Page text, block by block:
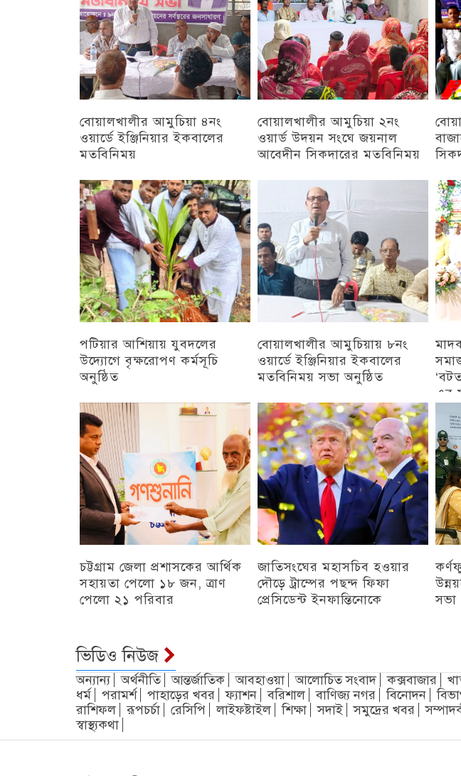
বোয়ালখালীর আমুচিয়া ৪নং
ওয়ার্ডে ইঞ্জিনিয়ার ইকবালের
মতবিনিময়
বোয়ালখালীর আমুচিয়া ২নং
ওয়ার্ড উদয়ন সংঘে জয়নাল
আবেদীন সিকদারের মতবিনিময়
পটিয়ার আশিয়ায় যুবদলের
উদ্যোগে বৃক্ষরোপণ কর্মসূচি
অনুষ্ঠিত
বোয়ালখালীর আমুচিয়ায় ৮নং
ওয়ার্ডে ইঞ্জিনিয়ার ইকবালের
মতবিনিময় সভা অনুষ্ঠিত
এর
চট্টগ্রাম জেলা প্রশাসকের আর্থিক
সহায়তা পেলো ১৮ জন, ত্রাণ
পেলো ২১ পরিবার
জাতিসংঘের মহাসচিব হওয়ার
দৌড়ে ট্রাম্পের পছন্দ ফিফা
প্রেসিডেন্ট ইনফান্তিনোকে
সভা
ভিডিও নিউজ
অন্যান্য অর্থনীতি আন্তর্জাতিক আবহাওয়া আলোচিত সংবাদ কক্সবাজার
ধর্ম
পরামর্শ পাহাড়ের খবর ফ্যাশন বরিশাল বাণিজ্য নগর বিনোদন
রাশিফল
রূপচর্চা রেসিপি লাইফষ্টাইল শিক্ষা সদাই সমুদ্রের খবর
স্বাস্থ্যকথা